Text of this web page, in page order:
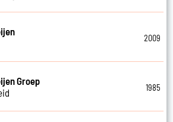
2009
Groep
1985